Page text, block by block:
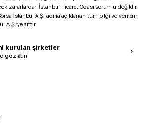
zararlardan İstanbul Ticaret Odası sorumlu değildir.
İstanbul A.Ş. adına açıklanan tüm bilgi ve verilerin
A.Ş.’ye aittir.
kurulan şirketler
göz atın